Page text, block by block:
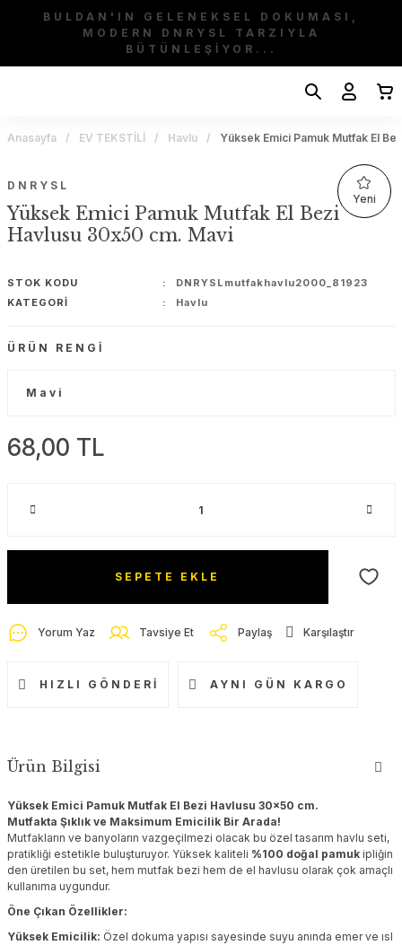
BULDAN'IN GELENEKSEL DOKUMASI,
MODERN DNRYSL TARZIYLA
BÜTÜNLEŞİYOR...
Anasayfa EV TEKSTİLİ Havlu Yüksek Emici Pamuk Mutfak El
Yeni
DNRYSL
Yüksek Emici Pamuk Mutfak El Bezi
Havlusu 30x50 cm. Mavi
STOK KODU
DNRYSLmutfakhavlu2000_81923
KATEGORI
Havlu
ÜRÜN RENGI
68,00 TL
SEPETE EKLE
Yorum Yaz Tavsiye Et Paylaş Karşılaştır
HIZLI GÖNDERI AYNI GÜN KARGO
Ürün Bilgisi
Yüksek Emici Pamuk Mutfak El Bezi Havlusu 30x50 cm.
Mutfakta Şıklık ve Maksimum Emicilik Bir Arada!
Mutfakların ve banyoların vazgeçilmezi olacak bu özel tasarım havlu seti,
pratikliği estetikle buluşturuyor. Yüksek kaliteli %100 doğal pamukipliğin
den üretilen bu set, hem mutfak bezi hem de el havlusu olarak çok amaçlı
kullanıma uygundur.
Öne Çıkan Özellikler:
Yüksek Emicilik: Özel dokuma yapısı sayesinde suyu anında emer ve ısl